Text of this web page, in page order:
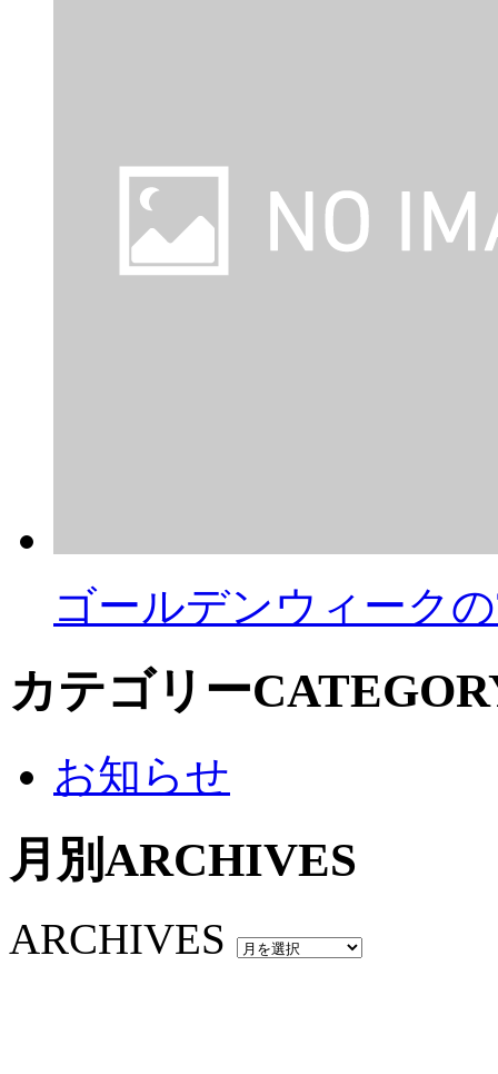
ゴールデンウィーク
カテゴリー
お知らせ
月別ARCHIVES
ARCHIVES